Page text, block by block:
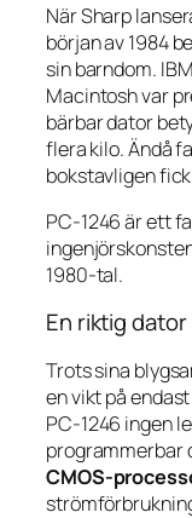
När Sharp
början av 1984
sin barndom.
Macintosh var
bärbar dator
flera kilo. Ändå
bokstavligen
PC-1246 är ett
1980-tal.
En riktig
Trots sina
en vikt på endast
PC-1246 ingen
programmerbar
CMOS-